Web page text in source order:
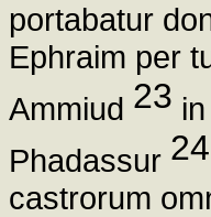
portabatur
Ephraim per
Ammiud 23
Phadassur 24
castrorum